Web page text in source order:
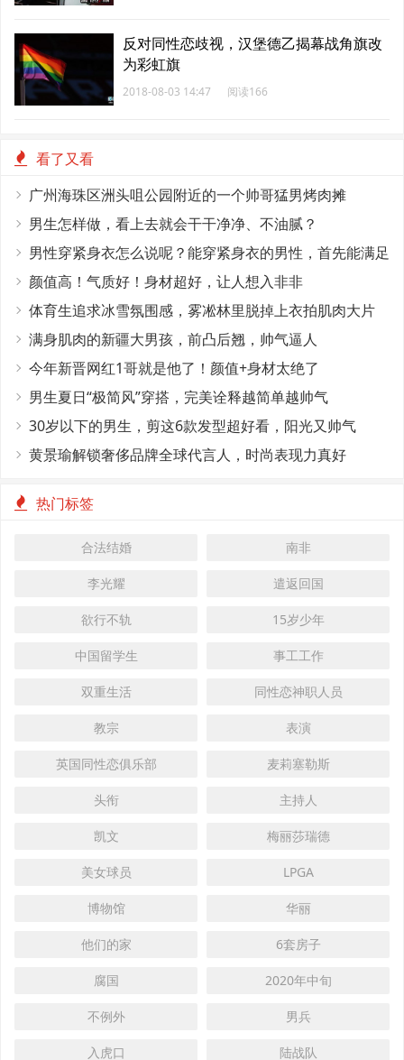
反对同性恋歧视，汉堡德乙揭幕战角旗改
为彩虹旗
2018-08-03 14:47 阅读166
看了又看
广州海珠区洲头咀公园附近的一个帅哥猛男烤肉摊
男生怎样做，看上去就会干干净净、不油腻？
男性穿紧身衣怎么说呢？能穿紧身衣的男性，首先能满足
这4个条件
颜值高！气质好！身材超好，让人想入非非
体育生追求冰雪氛围感，雾凇林里脱掉上衣拍肌肉大片
满身肌肉的新疆大男孩，前凸后翘，帅气逼人
今年新晋网红1哥就是他了！颜值+身材太绝了
男生夏日“极简风”穿搭，完美诠释越简单越帅气
30岁以下的男生，剪这6款发型超好看，阳光又帅气
黄景瑜解锁奢侈品牌全球代言人，时尚表现力真好
热门标签
合法结婚 南非
李光耀 遣返回国
欲行不轨 15岁少年
中国留学生 事工工作
双重生活 同性恋神职人员
教宗 表演
英国同性恋俱乐部 麦莉塞勒斯
头衔 主持人
凯文 梅丽莎瑞德
美女球员 LPGA
博物馆 华丽
他们的家 6套房子
腐国 2020年中旬
不例外 男兵
入虎口 陆战队